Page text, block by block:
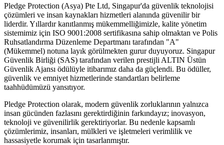
Pledge Protection (Asya) Pte Ltd, Singapur'da güvenlik teknolojisi
çözümleri ve insan kaynakları hizmetleri alanında güvenilir bir
liderdir. Yıllardır kanıtlanmış mükemmelliğimizle, kalite yönetim
sistemimiz için ISO 9001:2008 sertifikasına sahip olmaktan ve Polis
Ruhsatlandırma Düzenleme Departmanı tarafından "A"
(Mükemmel) notuna layık görülmekten gurur duyuyoruz. Singapur
Güvenlik Birliği (SAS) tarafından verilen prestijli ALTIN ​​Üstün
Güvenlik Ajansı ödülüyle itibarımız daha da güçlendi. Bu ödüller,
güvenlik ve emniyet hizmetlerinde standartları belirleme
taahhüdümüzü yansıtıyor.
Pledge Protection olarak, modern güvenlik zorluklarının yalnızca
insan gücünden fazlasını gerektirdiğinin farkındayız; inovasyon,
teknoloji ve güvenilirlik gerektiriyorlar. Bu nedenle kapsamlı
çözümlerimiz, insanları, mülkleri ve işletmeleri verimlilik ve
hassasiyetle korumak için tasarlanmıştır.